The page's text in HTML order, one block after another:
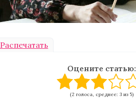
Распечатать
Оцените статью:
(2 голоса, среднее: 3 из 5)